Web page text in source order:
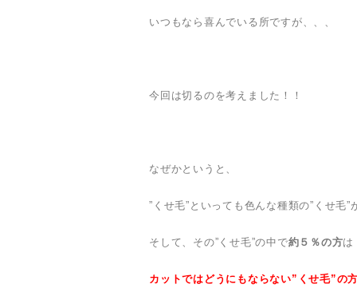
いつもなら喜んでいる所ですが、、、
今回は切るのを考えました！！
なぜかというと、
”くせ毛”といっても色んな種類の”くせ毛”
そして、その”くせ毛”の中で約５％の方は
カットではどうにもならない”くせ毛”の